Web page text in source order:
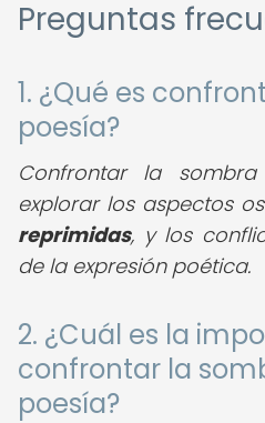
Preguntas
1. ¿Qué es
poesía?
Confrontar la
explorar los aspectos
reprimidas, y los
de la expresión poética.
2. ¿Cuál es la
confrontar la
poesía?